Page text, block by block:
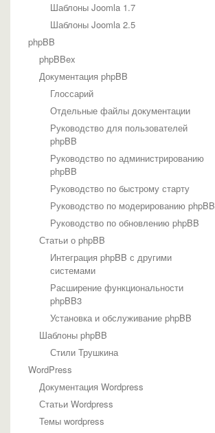
Шаблоны Joomla 1.7
Шаблоны Joomla 2.5
phpBB
phpBBex
Документация phpBB
Глоссарий
Отдельные файлы документации
Руководство для пользователей
phpBB
Руководство по администрированию
phpBB
Руководство по быстрому старту
Руководство по модерированию phpBB
Руководство по обновлению phpBB
Статьи о phpBB
Интеграция phpBB с другими
системами
Расширение функциональности
phpBB3
Установка и обслуживание phpBB
Шаблоны phpBB
Стили Трушкина
WordPress
Документация Wordpress
Статьи Wordpress
Темы wordpress